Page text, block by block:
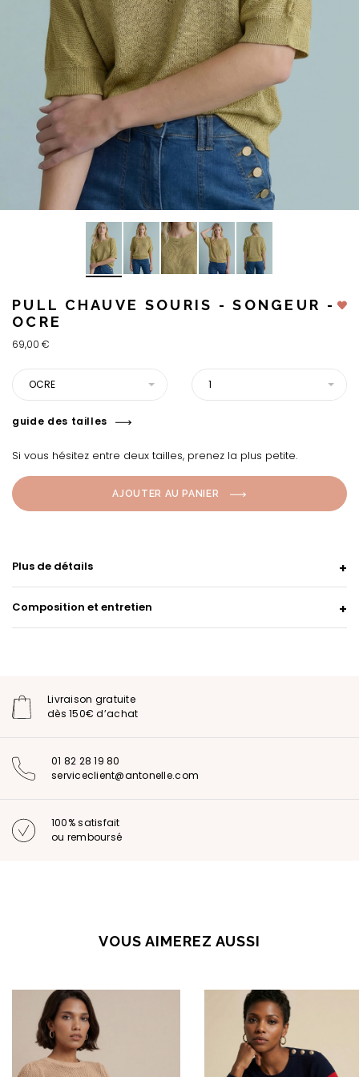
PULL CHAUVE SOURIS - SONGEUR -
OCRE
69,00 €
OCRE 1
guide des tailles
Si vous hésitez entre deux tailles, prenez la plus petite.
AJOUTER AU PANIER
Plus de détails
Composition et entretien
Livraison gratuite
dès 150€ d’achat
01 82 28 19 80
serviceclient@antonelle.com
100% satisfait
ou remboursé
VOUS AIMEREZ AUSSI